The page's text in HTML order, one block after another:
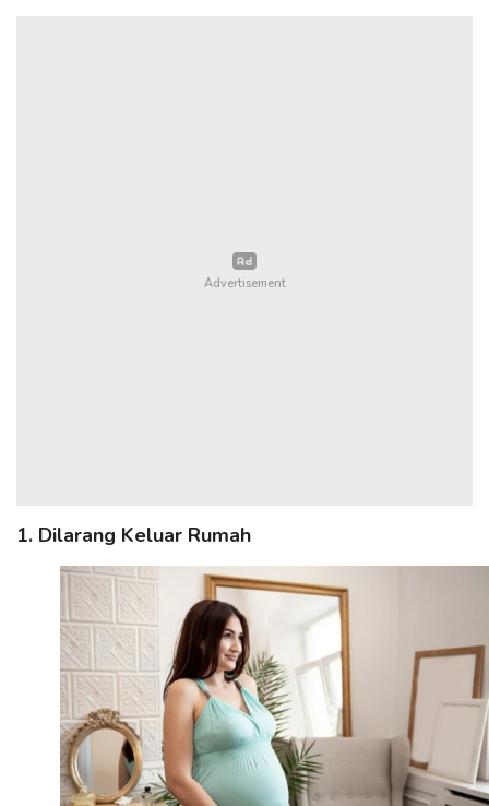
1. Dilarang Keluar Rumah